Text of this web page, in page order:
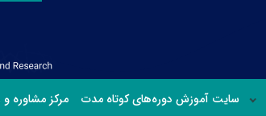
سایت آموزش دوره‌های کوتاه مدت مرکز مشاوره